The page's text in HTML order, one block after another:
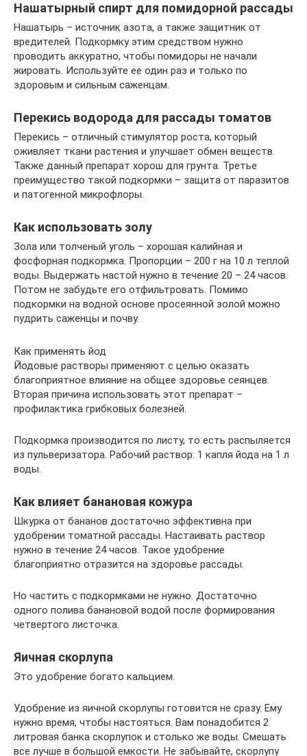
Нашатырный спирт для помидорной рассады
Нашатырь – источник азота, а также защитник от
вредителей. Подкормку этим средством нужно
проводить аккуратно, чтобы помидоры не начали
жировать. Используйте ее один раз и только по
здоровым и сильным саженцам.
Перекись водорода для рассады томатов
Перекись – отличный стимулятор роста, который
оживляет ткани растения и улучшает обмен веществ.
Также данный препарат хорош для грунта. Третье
преимущество такой подкормки – защита от паразитов
и патогенной микрофлоры.
Как использовать золу
Зола или толченый уголь – хорошая калийная и
фосфорная подкормка. Пропорции – 200 г на 10 л теплой
воды. Выдержать настой нужно в течение 20 – 24 часов.
Потом не забудьте его отфильтровать. Помимо
подкормки на водной основе просеянной золой можно
пудрить саженцы и почву.
Как применять йод
Йодовые растворы применяют с целью оказать
благоприятное влияние на общее здоровье сеянцев.
Вторая причина использовать этот препарат –
профилактика грибковых болезней.
Подкормка производится по листу, то есть распыляется
из пульверизатора. Рабочий раствор: 1 капля йода на 1 л
воды.
Как влияет банановая кожура
Шкурка от бананов достаточно эффективна при
удобрении томатной рассады. Настаивать раствор
нужно в течение 24 часов. Такое удобрение
благоприятно отразится на здоровье рассады.
Но частить с подкормками не нужно. Достаточно
одного полива банановой водой после формирования
четвертого листочка.
Яичная скорлупа
Это удобрение богато кальцием.
Удобрение из яичной скорлупы готовится не сразу. Ему
нужно время, чтобы настояться. Вам понадобится 2
литровая банка скорлупок и столько же воды. Смешать
все лучше в большой емкости. Не забывайте, скорлупу